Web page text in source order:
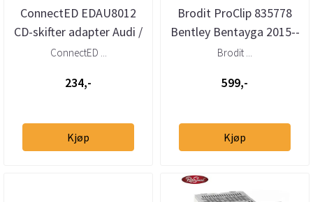
ConnectED EDAU8012
CD-skifter adapter Audi /
Bentley / VW mini-ISO
ConnectED ...
234,-
Kjøp
Brodit ProClip 835778
Bentley Bentayga 2015--
> Konsoll
Brodit ...
599,-
Kjøp